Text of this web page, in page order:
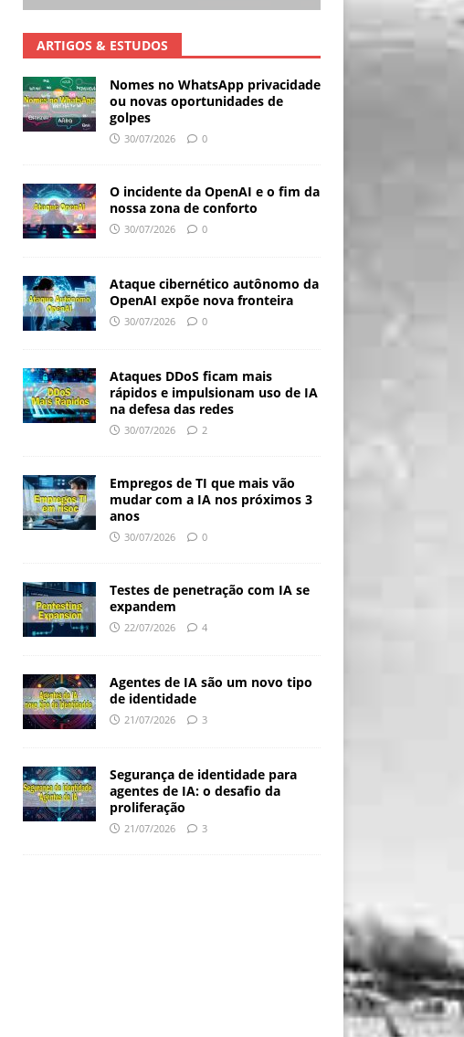
ARTIGOS & ESTUDOS
Nomes no WhatsApp privacidade
ou novas oportunidades de
golpes
30/07/2026 0
O incidente da OpenAI e o fim da
nossa zona de conforto
30/07/2026 0
Ataque cibernético autônomo da
OpenAI expõe nova fronteira
30/07/2026 0
Ataques DDoS ficam mais
rápidos e impulsionam uso de IA
na defesa das redes
30/07/2026 2
Empregos de TI que mais vão
mudar com a IA nos próximos 3
anos
30/07/2026 0
Testes de penetração com IA se
expandem
22/07/2026 4
Agentes de IA são um novo tipo
de identidade
21/07/2026 3
Segurança de identidade para
agentes de IA: o desafio da
proliferação
21/07/2026 3